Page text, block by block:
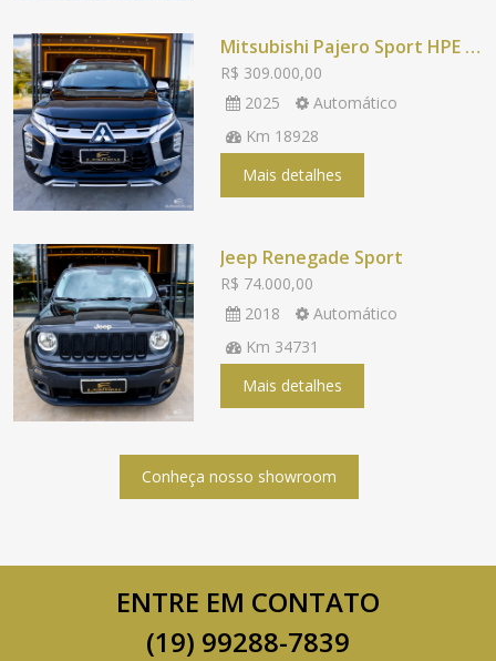
Mitsubishi Pajero Sport HPE S 4X4
R$ 309.000,00
2025
Automático
Km 18928
Mais detalhes
Jeep Renegade Sport
R$ 74.000,00
2018
Automático
Km 34731
Mais detalhes
Conheça nosso showroom
ENTRE EM CONTATO
(19) 99288-7839